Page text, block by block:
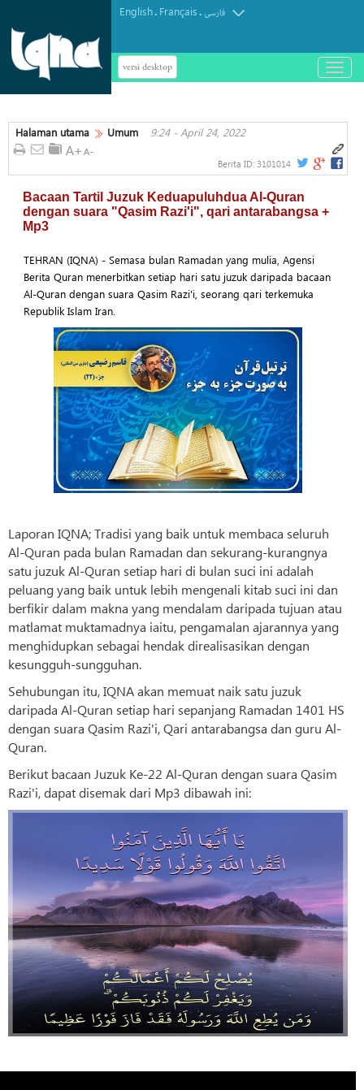
English. Français.فارسی
versi desktop
باز
و
کردن
Halaman utama Umum 9:24 - April 24, 2022
Berita ID: 3101014
Bacaan Tartil Juzuk Keduapuluhdua Al-Quran
dengan suara "Qasim Razi'i", qari antarabangsa +
Mp3
TEHRAN (IQNA) - Semasa bulan Ramadan yang mulia, Agensi
Berita Quran menerbitkan setiap hari satu juzuk daripada bacaan
Al-Quran dengan suara Qasim Razi'i, seorang qari terkemuka
Republik Islam Iran.
Laporan IQNA; Tradisi yang baik untuk membaca seluruh
Al-Quran pada bulan Ramadan dan sekurang-kurangnya
satu juzuk Al-Quran setiap hari di bulan suci ini adalah
peluang yang baik untuk lebih mengenali kitab suci ini dan
berfikir dalam makna yang mendalam daripada tujuan atau
matlamat muktamadnya iaitu, pengamalan ajarannya yang
menghidupkan sebagai hendak direalisasikan dengan
kesungguh-sungguhan.
Sehubungan itu, IQNA akan memuat naik satu juzuk
daripada Al-Quran setiap hari sepanjang Ramadan 1401 HS
dengan suara Qasim Razi'i, Qari antarabangsa dan guru Al-
Quran.
Berikut bacaan Juzuk Ke-22 Al-Quran dengan suara Qasim
Razi'i, dapat disemak dari Mp3 dibawah ini: